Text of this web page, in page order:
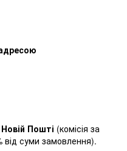
Пошті (комісія за
від суми замовлення).